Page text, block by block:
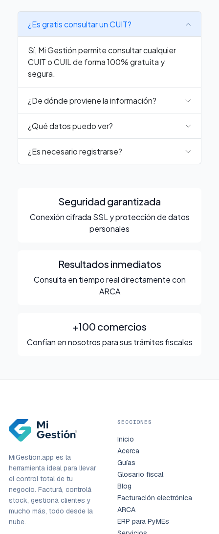
¿Es gratis consultar un CUIT?
Sí, Mi Gestión permite consultar cualquier
CUIT o CUIL de forma 100% gratuita y
segura.
¿De dónde proviene la información?
¿Qué datos puedo ver?
¿Es necesario registrarse?
Seguridad garantizada
Conexión cifrada SSL y protección de datos
personales
Resultados inmediatos
Consulta en tiempo real directamente con
ARCA
+100 comercios
Confían en nosotros para sus trámites fiscales
MiGestion.app es la
herramienta ideal para llevar
el control total de tu
negocio. Facturá, controlá
stock, gestioná clientes y
mucho más, todo desde la
nube.
SECCIONES
Inicio
Acerca
Guías
Glosario fiscal
Blog
Facturación electrónica
ARCA
ERP para PyMEs